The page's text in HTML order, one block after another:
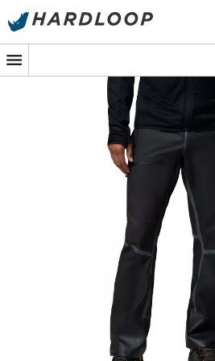
Promoções de verão 🔥 -5%
Quando as nuvens se